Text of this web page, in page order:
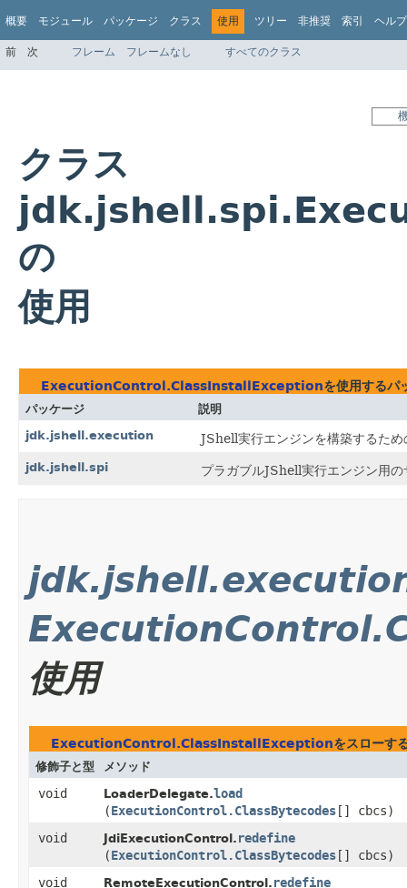
概要 モジュール パッケージ クラス 使用 ツリー 非推奨 索引 ヘルプ
前 次 フレーム フレームなし すべてのクラス
クラス
の
使用
ExecutionControl.ClassInstallExceptionを使用するパ
パッケージ
説明
jdk.jshell.execution
JShell実行エンジンを構築するた
jdk.jshell.spi プラガブルJShell実行エンジン用
使用
ExecutionControl.ClassInstallExceptionをスローす
修飾子と型 メソッド
void LoaderDelegate.load
(ExecutionControl.ClassBytecodes [] cbcs)
void
JdiExecutionControl. redefine
(ExecutionControl.ClassBytecodes [] cbcs)
void
RemoteExecutionControl. redefine